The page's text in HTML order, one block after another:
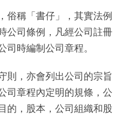
俗稱「書仔」，其實法例
公司條例，凡經公司註冊
司時編制公司章程。
則，亦會列出公司的宗旨
司章程內定明的規條，公
的，股本，公司組織和股